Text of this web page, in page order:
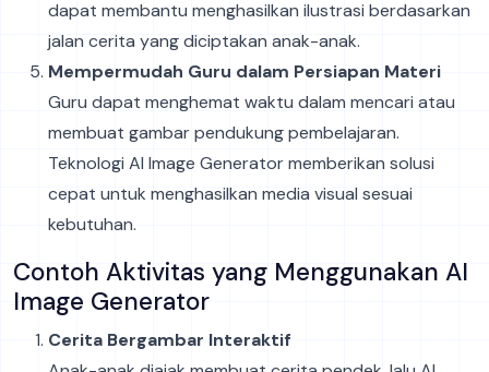
dapat membantu menghasilkan ilustrasi berdasarkan
jalan cerita yang diciptakan anak-anak.
Mempermudah Guru dalam Persiapan Materi
Guru dapat menghemat waktu dalam mencari atau
membuat gambar pendukung pembelajaran.
Teknologi AI Image Generator memberikan solusi
cepat untuk menghasilkan media visual sesuai
kebutuhan.
Contoh Aktivitas yang Menggunakan AI
Image Generator
Cerita Bergambar Interaktif